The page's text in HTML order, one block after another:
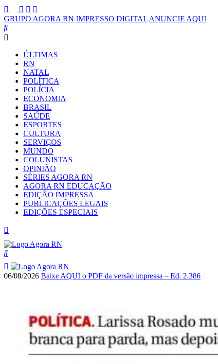
GRUPO AGORA RN IMPRESSO DIGITAL ANUNCIE AQUI
ÚLTIMAS
RN
NATAL
POLÍTICA
POLÍCIA
ECONOMIA
BRASIL
SAÚDE
ESPORTES
CULTURA
SERVIÇOS
MUNDO
COLUNISTAS
OPINIÃO
SÉRIES AGORA RN
AGORA RN EDUCAÇÃO
EDIÇÃO IMPRESSA
PUBLICAÇÕES LEGAIS
EDIÇÕES ESPECIAIS
06/08/2026 Baixe AQUI o PDF da versão impressa – Ed. 2.386